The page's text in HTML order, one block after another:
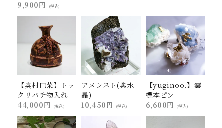
9,900円
(税込)
【奥村巴菜】トッ
クリバチ物入れ
44,000円
(税込)
アメシスト(紫水
晶)
10,450円
(税込)
【yuginoo.】雲
標本ピン
6,600円
(税込)